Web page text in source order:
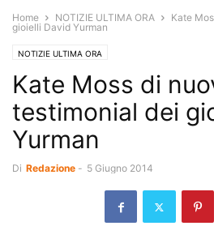
Home NOTIZIE ULTIMA ORA
Kate
gioielli David Yurman
NOTIZIE ULTIMA ORA
Kate Moss di
testimonial dei
Yurman
Di Redazione - 5 Giugno 2014